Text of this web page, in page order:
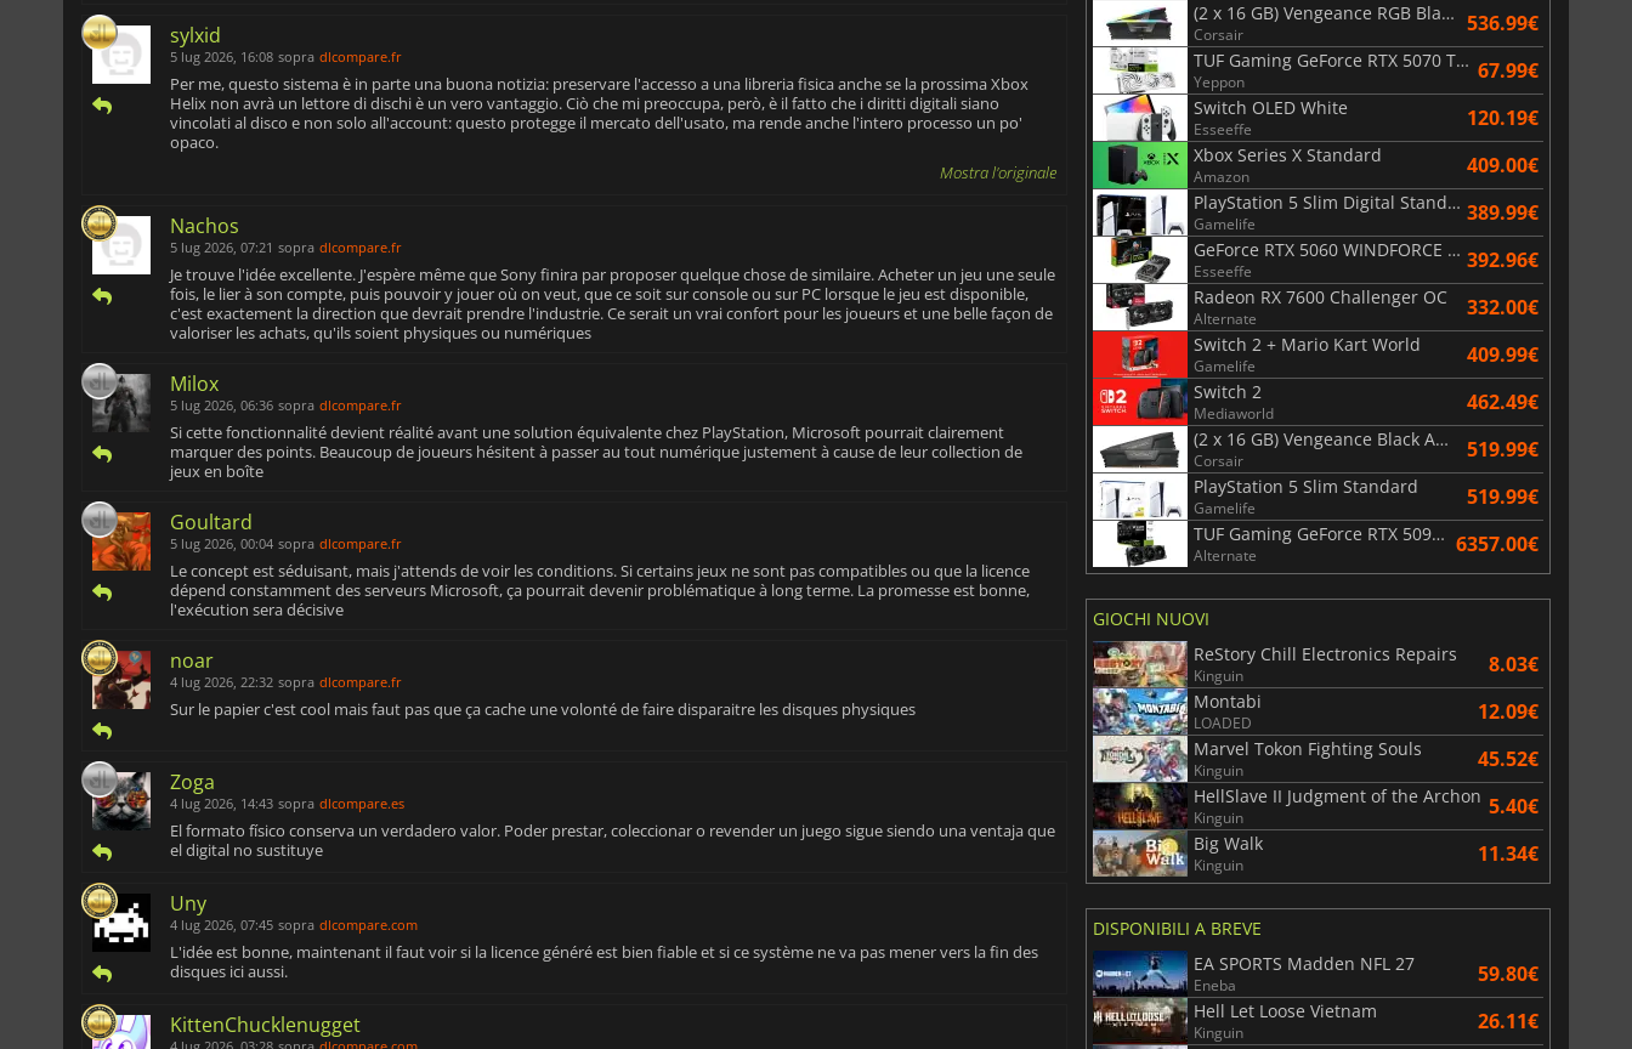
sylxid
5 lug 2026, 16:08 sopra dlcompare.fr
Per me, questo sistema è in parte una buona notizia: preservare l'accesso a una libreria fisica anche se la prossima Xbox
Helix non avrà un lettore di dischi è un vero vantaggio. Ciò che mi preoccupa, però, è il fatto che i diritti digitali siano
vincolati al disco e non solo all'account: questo protegge il mercato dell'usato, ma rende anche l'intero processo un po'
opaco.
Mostra l'originale
Nachos
5 lug 2026, 07:21 sopra dlcompare.fr
Je trouve l'idée excellente. J'espère même que Sony finira par proposer quelque chose de similaire. Acheter un jeu une seule
fois, le lier à son compte, puis pouvoir y jouer où on veut, que ce soit sur console ou sur PC lorsque le jeu est disponible,
c'est exactement la direction que devrait prendre l'industrie. Ce serait un vrai confort pour les joueurs et une belle façon de
valoriser les achats, qu'ils soient physiques ou numériques
Milox
5 lug 2026, 06:36 sopra dlcompare.fr
Si cette fonctionnalité devient réalité avant une solution équivalente chez PlayStation, Microsoft pourrait clairement
marquer des points. Beaucoup de joueurs hésitent à passer au tout numérique justement à cause de leur collection de
jeux en boîte
Goultard
5 lug 2026, 00:04 sopra dlcompare.fr
Le concept est séduisant, mais j'attends de voir les conditions. Si certains jeux ne sont pas compatibles ou que la licence
dépend constamment des serveurs Microsoft, ça pourrait devenir problématique à long terme. La promesse est bonne,
l'exécution sera décisive
noar
4 lug 2026, 22:32 sopra dlcompare.fr
Sur le papier c'est cool mais faut pas que ça cache une volonté de faire disparaitre les disques physiques
Zoga
4 lug 2026, 14:43 sopra dlcompare.es
El formato físico conserva un verdadero valor. Poder prestar, coleccionar o revender un juego sigue siendo una ventaja que
el digital no sustituye
Uny
4 lug 2026, 07:45 sopra dlcompare.com
L'idée est bonne, maintenant il faut voir si la licence généré est bien fiable et si ce système ne va pas mener vers la fin des
disques ici aussi.
KittenChucklenugget
(2 x 16 GB) Vengeance RGB Black AMD Expo 6000 MHz - CAS 30
Corsair 536.99€
TUF Gaming GeForce RTX 5070 Ti OC White Edition 16GB
Yeppon 67.99€
Switch OLED White
Esseeffe 120.19€
Xbox Series X Standard
Amazon 409.00€
PlayStation 5 Slim Digital Standard
Gamelife 389.99€
GeForce RTX 5060 WINDFORCE OC 8G
Esseeffe 392.96€
Radeon RX 7600 Challenger OC
Alternate 332.00€
Switch 2 + Mario Kart World
Gamelife 409.99€
Switch 2
Mediaworld 462.49€
(2 x 16 GB) Vengeance Black AMD Expo 6000 MHz - CAS 30
Corsair 519.99€
PlayStation 5 Slim Standard
Gamelife 519.99€
TUF Gaming GeForce RTX 5090 OC Edition 32GB
Alternate 6357.00€
GIOCHI NUOVI
ReStory Chill Electronics Repairs
Kinguin 8.03€
Montabi
LOADED 12.09€
Marvel Tokon Fighting Souls
Kinguin 45.52€
HellSlave II Judgment of the Archon
Kinguin 5.40€
Big Walk
Kinguin 11.34€
DISPONIBILI A BREVE
EA SPORTS Madden NFL 27
Eneba 59.80€
Hell Let Loose Vietnam
Kinguin 26.11€